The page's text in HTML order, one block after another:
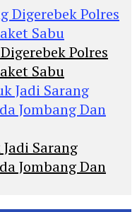
Polres
Sabu
Sarang
Jombang Dan